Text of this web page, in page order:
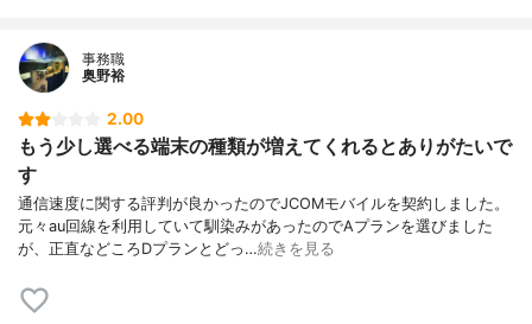
事務職
奥野裕
2.00
もう少し選べる端末の種類が増えてくれるとありがたいで
す
通信速度に関する評判が良かったのでJCOMモバイルを契約しました。
元々au回線を利用していて馴染みがあったのでAプランを選びました
が、正直などころDプランとどっ…続きを見る